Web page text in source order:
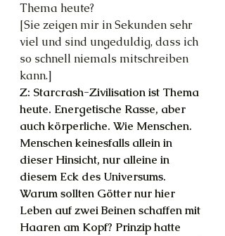
Thema heute?
[Sie zeigen mir in Sekunden sehr
viel und sind ungeduldig, dass ich
so schnell niemals mitschreiben
kann.]
Z: Starcrash-Zivilisation ist Thema
heute. Energetische Rasse, aber
auch körperliche. Wie Menschen.
Menschen keinesfalls allein in
dieser Hinsicht, nur alleine in
diesem Eck des Universums.
Warum sollten Götter nur hier
Leben auf zwei Beinen schaffen mit
Haaren am Kopf? Prinzip hatte